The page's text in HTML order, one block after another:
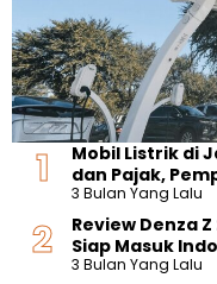
Mobil Listrik di
dan Pajak,
3 Bulan Yang Lalu
Review Denza
Siap Masuk
3 Bulan Yang Lalu